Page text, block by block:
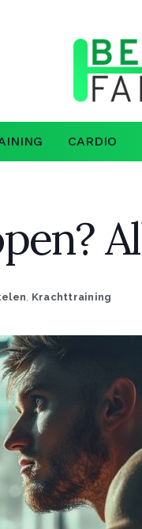
CARDIO
, Krachttraining